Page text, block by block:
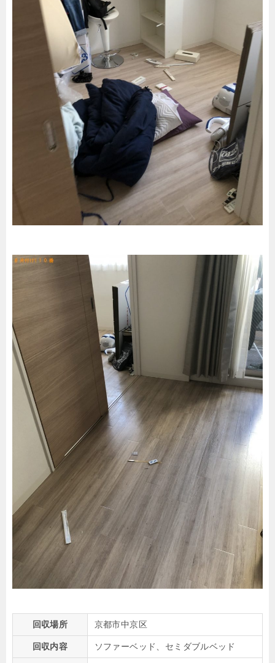
回収場所 京都市中京区
回収内容 ソファーベッド、セミダブルベッド